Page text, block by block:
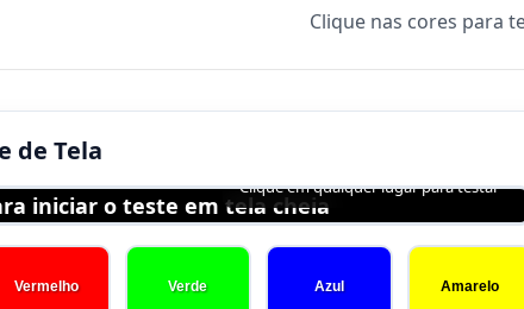
Clique nas cores para
de Tela
iniciar o teste em tela cheia
Clique em qualquer lugar para testar
Vermelho Verde Azul Amarelo